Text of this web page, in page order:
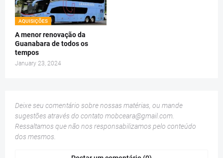
AQUISIÇÕES
A menor renovação da
Guanabara de todos os
tempos
January 23, 2024
Deixe seu comentário sobre nossas matérias, ou mande
sugestões através do contato mobceara@gmail.com
Ressaltamos que não nos responsabilizamos pelo conteúdo
dos mesmos.